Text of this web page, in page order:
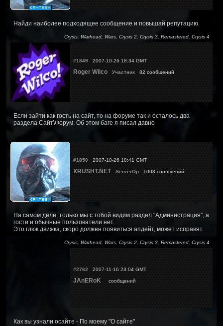
Найди наиболее подходящее сообщение и повышай репутацию.
Crysis, Warhead, Wars, Crysis 2, Crysis 3, Remastered, Crysis 4
#1849 2007-10-26 18:34 GMT
Roger Wilco Участник 82 сообщений
Если зайти как гость на сайт, то на форуме так и осталось два
раздела Сайт\Форум. Об этом баге я писал давно
#1850 2007-10-26 18:41 GMT
XRUSHT.NET ServerOp 1008 сообщений
На самом деле, только мы с тобой видим раздел "Администрация", а
гости и обычные пользователи нет.
Это глюк движка, скоро должен появиться апдейт, может исправят.
Crysis, Warhead, Wars, Crysis 2, Crysis 3, Remastered, Crysis 4
#2762 2007-11-16 23:04 GMT
JAnERoK сообщений
Как вы узнали осайте - По моему "О сайте"